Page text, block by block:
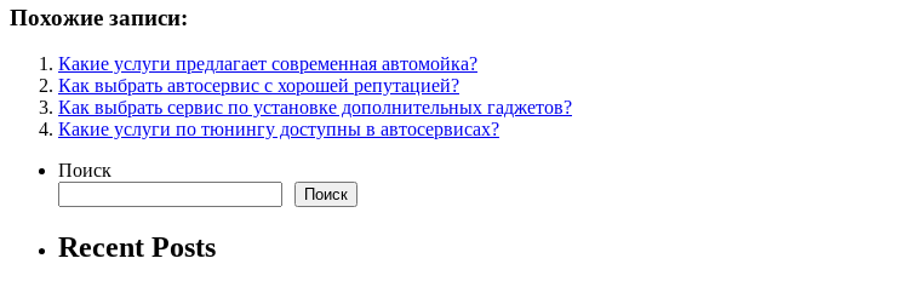
Похожие записи:
Какие услуги предлагает современная автомойка?
Как выбрать автосервис с хорошей репутацией?
Как выбрать сервис по установке дополнительных гаджетов?
Какие услуги по тюнингу доступны в автосервисах?
Поиск
Поиск
Recent Posts